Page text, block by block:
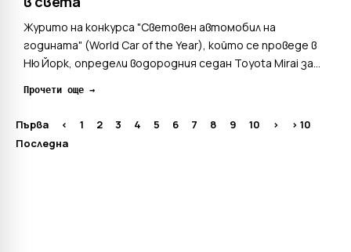
Журито на конкурса "Световен автомобил на
годината" (World Car of the Year), който се проведе в
Ню Йорк, определи водородния седан Toyota Mirai за
автомобил в света". Масовите продажби на Mirai с
декември 2014 г...
Прочети още →
Първа < 1 2 3 4 5 6 7 8 9 10 >
> 10
Последна